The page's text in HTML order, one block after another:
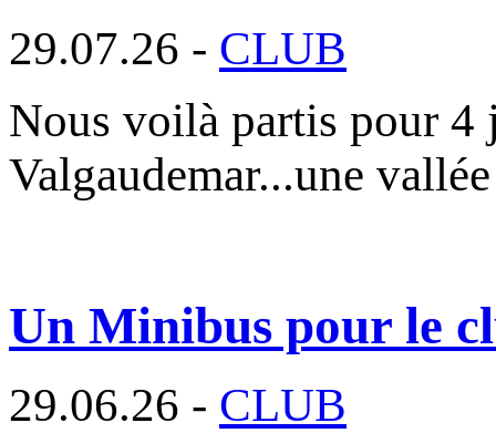
29.07.26 - CLUB
Nous voilà partis pour 4
Valgaudemar...une
Un Minibus pour le
29.06.26 - CLUB